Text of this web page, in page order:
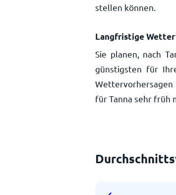
stellen können.
Langfristige
Sie planen, nach
günstigsten für
Wettervorhersagen
für Tanna sehr früh